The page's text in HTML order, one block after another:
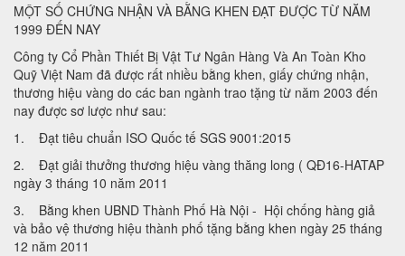
MỘT SỐ CHỨNG NHẬN VÀ BẰNG KHEN ĐẠT ĐƯỢC TỪ NĂM
1999 ĐẾN NAY
Công ty Cổ Phần Thiết Bị Vật Tư Ngân Hàng Và An Toàn Kho
Quỹ Việt Nam đã được rất nhiều bằng khen, giấy chứng nhận,
thương hiệu vàng do các ban ngành trao tặng từ năm 2003 đến
nay được sơ lược như sau:
1. Đạt tiêu chuẩn ISO Quốc tế SGS 9001:2015
2. Đạt giải thưởng thương hiệu vàng thăng long ( QĐ16-HATAP
ngày 3 tháng 10 năm 2011
3. Bằng khen UBND Thành Phố Hà Nội - Hội chống hàng giả
và bảo vệ thương hiệu thành phố tặng bằng khen ngày 25 tháng
12 năm 2011